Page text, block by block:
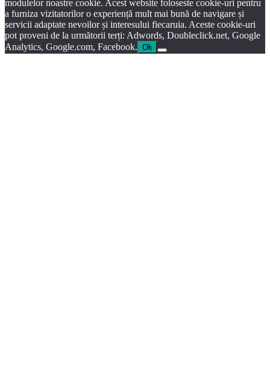
modulelor noastre cookie. Acest website foloseste cookie-uri pentru
a furniza vizitatorilor o experiență mult mai bună de navigare și
servicii adaptate nevoilor și interesului fiecaruia. Aceste cookie-uri
pot proveni de la următorii terți: Adwords, Doubleclick.net, Google
Analytics, Google.com, Facebook. Ok